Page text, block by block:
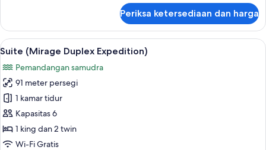
Suite,
Tempat
Twin
(Mirage)
Periksa ketersediaan dan harga
Lihat
semua
foto
untuk
Suite
(Mirage
Duplex
Expedition)
Suite (Mirage Duplex Expedition) |
7
Suite (Mirage Duplex Expedition)
Pemandangan samudra
91 meter persegi
1 kamar tidur
Kapasitas 6
1 king dan 2 twin
Wi-Fi Gratis